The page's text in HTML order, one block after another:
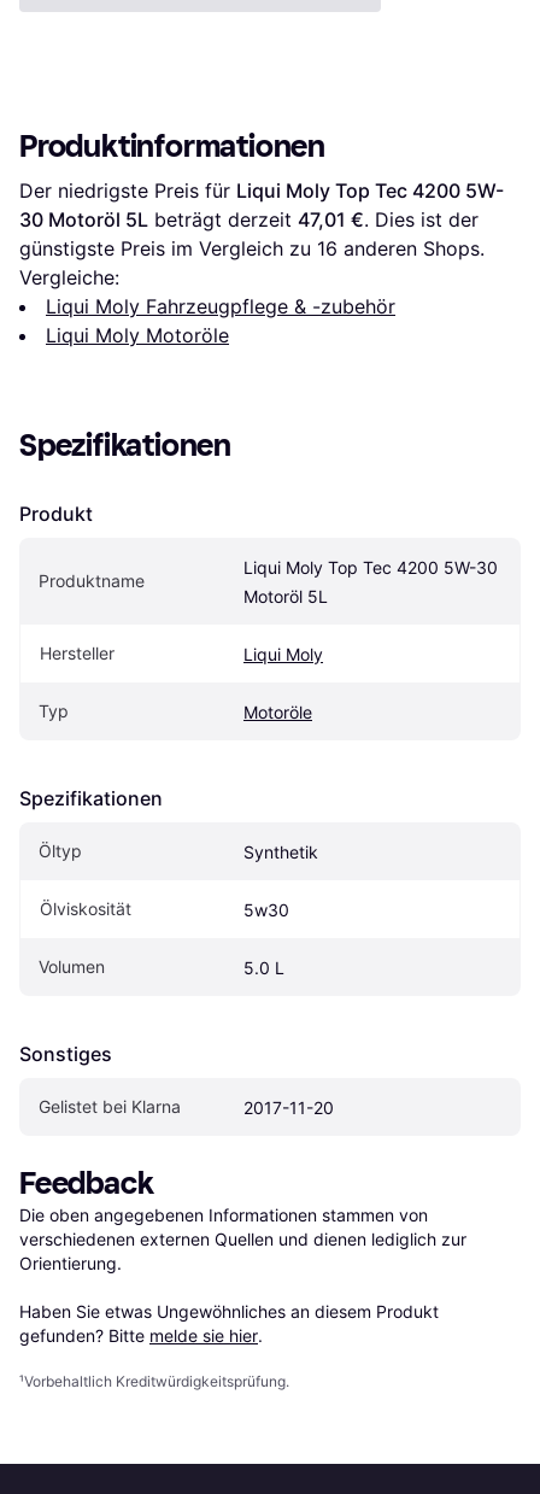
Produktinformationen
Der niedrigste Preis für Liqui Moly Top Tec 4200 5W-
30 Motoröl 5L beträgt derzeit 47,01 €. Dies ist der
günstigste Preis im Vergleich zu 16 anderen Shops.
Vergleiche:
Liqui Moly Fahrzeugpflege & -zubehör
Liqui Moly Motoröle
Spezifikationen
Produkt
Produktname
Liqui Moly Top Tec 4200 5W-30
Motoröl 5L
Hersteller Liqui Moly
Typ Motoröle
Spezifikationen
Öltyp Synthetik
Ölviskosität 5w30
Volumen 5.0 L
Sonstiges
Gelistet bei Klarna 2017-11-20
Feedback
Die oben angegebenen Informationen stammen von
verschiedenen externen Quellen und dienen lediglich zur
Orientierung.
Haben Sie etwas Ungewöhnliches an diesem Produkt
gefunden? Bitte melde sie hier.
¹Vorbehaltlich Kreditwürdigkeitsprüfung.